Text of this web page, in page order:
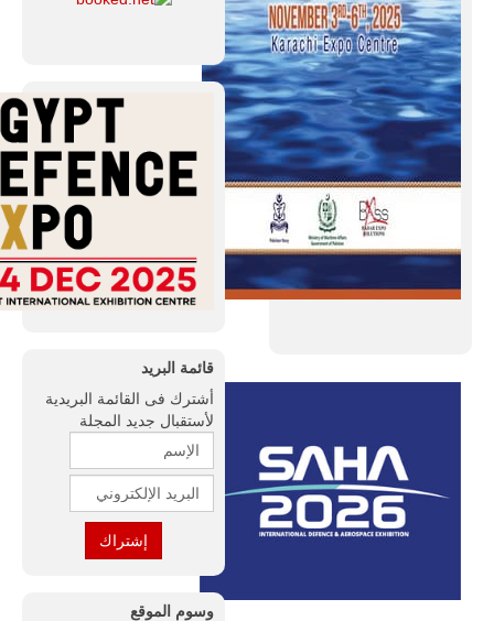
قائمة البريد
أشترك فى القائمة البريدية
لأستقبال جديد المجلة
وسوم الموقع